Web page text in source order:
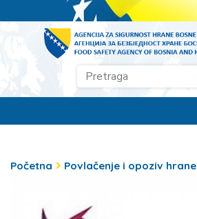
Početna Povlačenje i opoziv hrane